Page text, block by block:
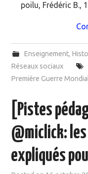
poilu, Frédéric B.,
Enseignement,
Réseaux sociaux
Première Guerre
[Pistes
@miclick:
expliqués